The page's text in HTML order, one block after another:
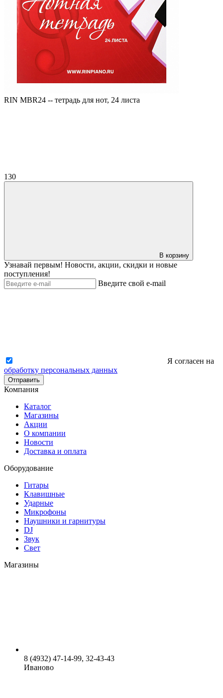
RIN MBR24 -- тетрадь для нот, 24 листа
130
В корзину
Узнавай первым! Новости, акции, скидки и новые
поступления!
Введите свой e-mail
Я согласен на
обработку персональных данных
Отправить
Компания
Каталог
Магазины
Акции
О компании
Новости
Доставка и оплата
Оборудование
Гитары
Клавишные
Ударные
Микрофоны
Наушники и гарнитуры
DJ
Звук
Свет
Магазины
8 (4932) 47-14-99, 32-43-43
Иваново